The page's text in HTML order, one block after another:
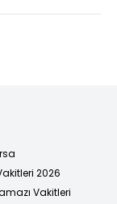
2026
Vakitleri